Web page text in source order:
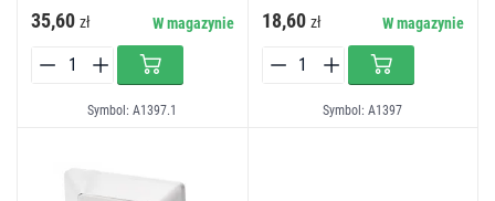
35,60 zł W magazynie
Symbol: A1397.1
18,60 zł W magazynie
Symbol: A1397